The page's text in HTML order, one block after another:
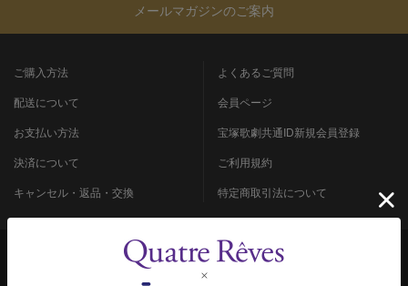
メールマガジンのご案内
ご購入方法
配送について
お支払い方法
決済について
キャンセル・返品・交換
よくあるご質問
会員ページ
宝塚歌劇共通ID新規会員登録
ご利用規約
特定商取引法について